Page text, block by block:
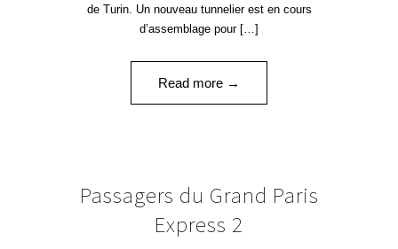
de Turin. Un nouveau tunnelier est en cours
d’assemblage pour […]
Read more →
10
Passagers du Grand Paris
Express 2